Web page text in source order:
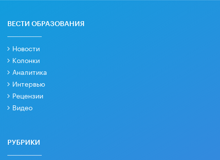
ВЕСТИ ОБРАЗОВАНИЯ
Новости
Колонки
Аналитика
Интервью
Рецензии
Видео
РУБРИКИ